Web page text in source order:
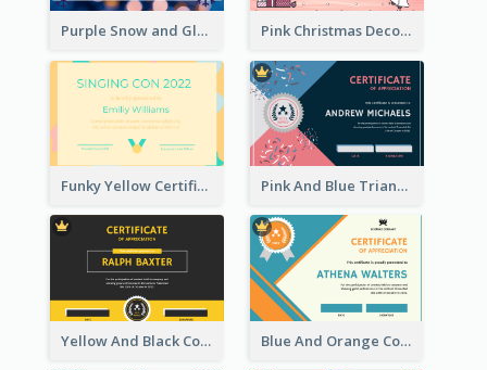
Purple Snow and Glow Winter Certificate Pink Christmas Decorations Certificate
Funky Yellow Certificate Of Singing Content Champion Pink And Blue Triangles Confetti Celebration Certificate
Yellow And Black Contrast Simple Certificate Blue And Orange Company Triangles With Badge Certificate